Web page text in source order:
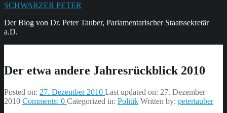
SCHWARZER PETER
Der Blog von Dr. Peter Tauber, Parlamentarischer Staatssekretär
a.D.
Der etwa andere Jahresrückblick 2010
Posted on: 27. Dezember 2010 Last updated on: 27. Dezember
2010 Comments: 0 Categorized in: Politik Written by: petertauber